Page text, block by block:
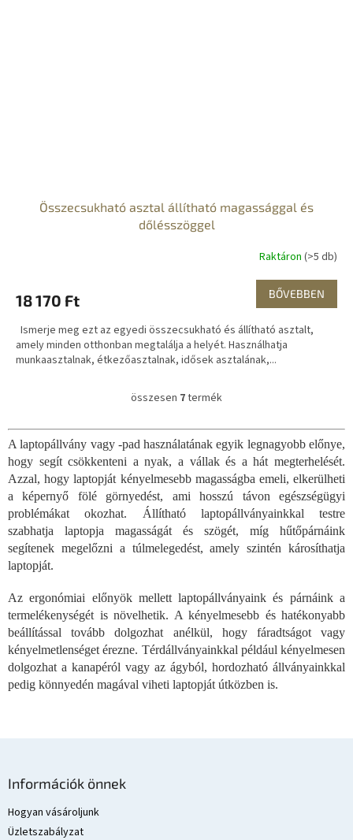
Összecsukható asztal állítható magassággal és
dőlésszöggel
Raktáron (>5 db)
18 170 Ft BŐVEBBEN
Ismerje meg ezt az egyedi összecsukható és állítható asztalt,
amely minden otthonban megtalálja a helyét. Használhatja
munkaasztalnak, étkezőasztalnak, idősek asztalának,...
L
s
t
a
i
r
á
y
í
s
e
l
e
m
e
i
összesen 7termék
A laptopállvány vagy -pad használatának egyik legnagyobb előnye,
hogy segít csökkenteni a nyak, a vállak és a hát megterhelését.
Azzal, hogy laptopját kényelmesebb magasságba emeli, elkerülheti
a képernyő fölé görnyedést, ami hosszú távon egészségügyi
problémákat okozhat. Állítható laptopállványainkkal testre
szabhatja laptopja magasságát és szögét, míg hűtőpárnáink
segítenek megelőzni a túlmelegedést, amely szintén károsíthatja
laptopját.
Az ergonómiai előnyök mellett laptopállványaink és párnáink a
termelékenységét is növelhetik. A kényelmesebb és hatékonyabb
beállítással tovább dolgozhat anélkül, hogy fáradtságot vagy
kényelmetlenséget érezne. Térdállványainkkal például kényelmesen
dolgozhat a kanapéról vagy az ágyból, hordozható állványainkkal
pedig könnyedén magával viheti laptopját útközben is.
Információk önnek
Hogyan vásároljunk
Üzletszabályzat